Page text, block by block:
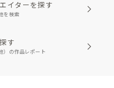
イターを探す
を検索
す
）の作品レポート